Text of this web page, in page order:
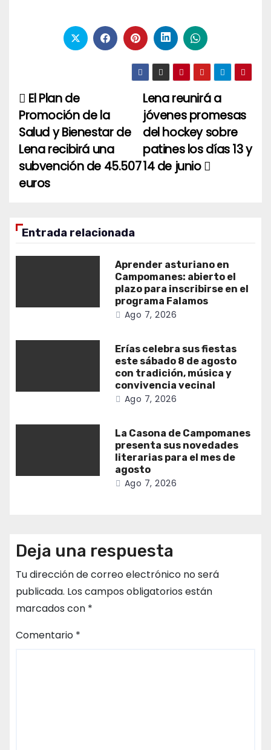
Navegación
de
entradas
Lena reunirá a
jóvenes promesas
del hockey sobre
patines los días 13 y
14 de junio
El Plan de
Promoción de la
Salud y Bienestar de
Lena recibirá una
subvención de 45.507
euros
Entrada relacionada
Aprender asturiano en
Campomanes: abierto el
plazo para inscribirse en el
programa Falamos
Ago 7, 2026
Erías celebra sus fiestas
este sábado 8 de agosto
con tradición, música y
convivencia vecinal
Ago 7, 2026
La Casona de Campomanes
presenta sus novedades
literarias para el mes de
agosto
Ago 7, 2026
Deja una respuesta
Tu dirección de correo electrónico no será
publicada. Los campos obligatorios están
marcados con *
Comentario *